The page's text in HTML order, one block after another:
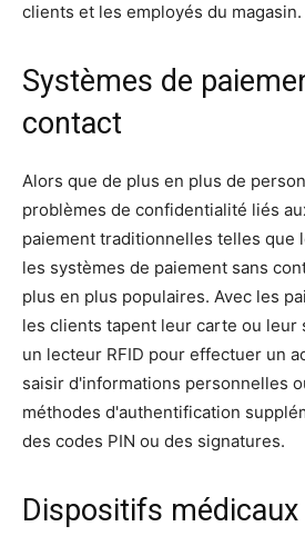
clients et les employés du magasin.
Systèmes de
contact
Alors que de plus en plus de
problèmes de confidentialité liés
paiement traditionnelles telles que
les systèmes de paiement sans
plus en plus populaires. Avec les
les clients tapent leur carte ou leur
un lecteur RFID pour effectuer un
saisir d'informations personnelles
méthodes d'authentification
des codes PIN ou des signatures.
Dispositifs